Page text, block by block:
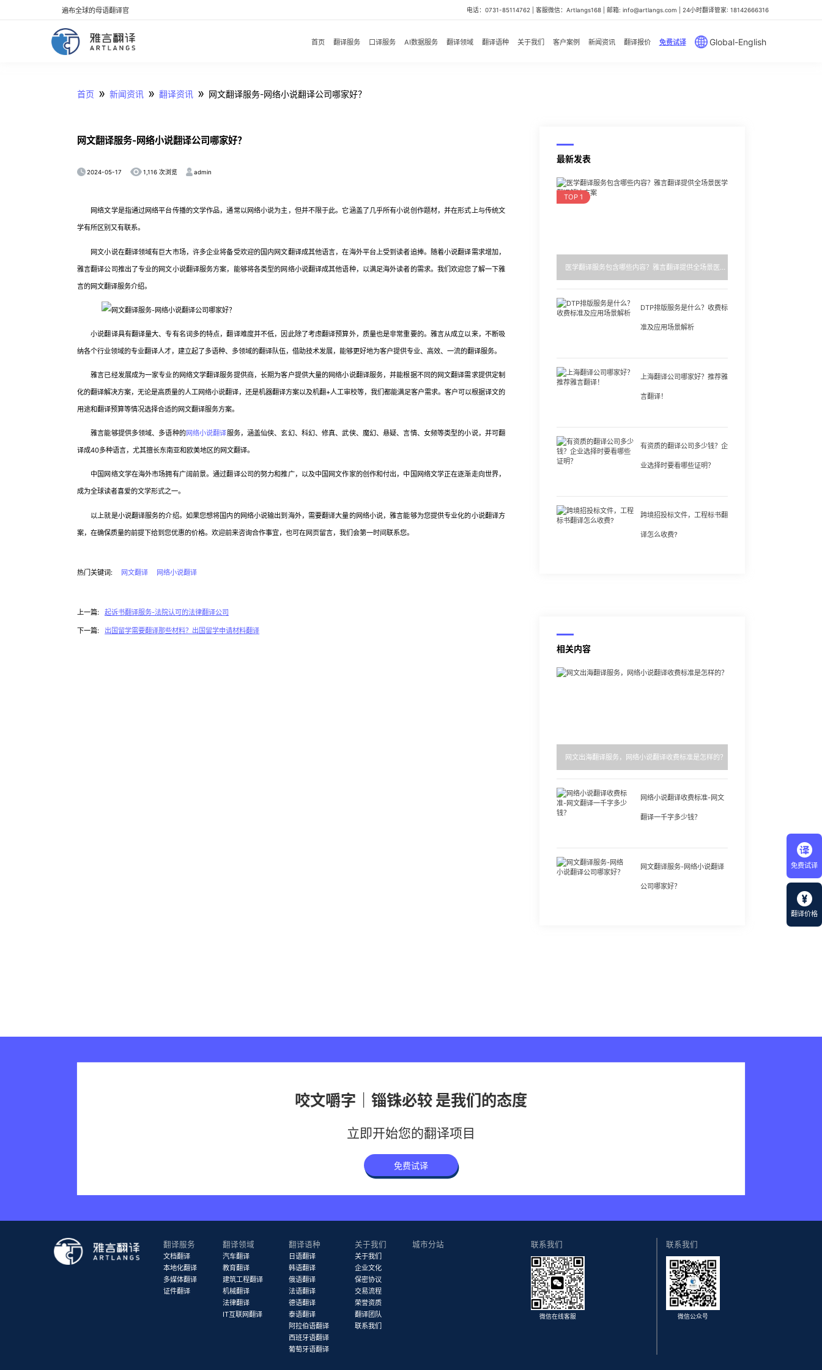
免费试译
翻译价格
遍布全球的母语翻译官 电话：0731-85114762 | 客服微信：Artlangs168 | 邮箱: info@artlangs.com | 24小时翻译管家: 18142666316
首页 翻译服务 口译服务 AI数据服务 翻译领域 翻译语种 关于我们 客户案例 新闻资讯 翻译报价 免费试译 Global-English
首页 » 新闻资讯 » 翻译资讯 » 网文翻译服务-网络小说翻译公司哪家好？
网文翻译服务-网络小说翻译公司哪家好？
2024-05-17 1,116 次浏览 admin
网络文学是指通过网络平台传播的文学作品，通常以网络小说为主，但并不限于此。它涵盖了几乎所有小说创作题材，并在形式上与传统文
学有所区别又有联系。
网文小说在翻译领域有巨大市场，许多企业将备受欢迎的国内网文翻译成其他语言，在海外平台上受到读者追捧。随着小说翻译需求增加，
雅言翻译公司推出了专业的网文小说翻译服务方案，能够将各类型的网络小说翻译成其他语种，以满足海外读者的需求。我们欢迎您了解一下雅
言的网文翻译服务介绍。
小说翻译具有翻译量大、专有名词多的特点，翻译难度并不低，因此除了考虑翻译预算外，质量也是非常重要的。雅言从成立以来，不断吸
纳各个行业领域的专业翻译人才，建立起了多语种、多领域的翻译队伍，借助技术发展，能够更好地为客户提供专业、高效、一流的翻译服务。
雅言已经发展成为一家专业的网络文学翻译服务提供商，长期为客户提供大量的网络小说翻译服务，并能根据不同的网文翻译需求提供定制
化的翻译解决方案，无论是高质量的人工网络小说翻译，还是机器翻译方案以及机翻+人工审校等，我们都能满足客户需求。客户可以根据译文的
用途和翻译预算等情况选择合适的网文翻译服务方案。
雅言能够提供多领域、多语种的网络小说翻译服务，涵盖仙侠、玄幻、科幻、修真、武侠、魔幻、悬疑、言情、女频等类型的小说，并可翻
译成40多种语言，尤其擅长东南亚和欧美地区的网文翻译。
中国网络文学在海外市场拥有广阔前景。通过翻译公司的努力和推广，以及中国网文作家的创作和付出，中国网络文学正在逐渐走向世界，
成为全球读者喜爱的文学形式之一。
以上就是小说翻译服务的介绍。如果您想将国内的网络小说输出到海外，需要翻译大量的网络小说，雅言能够为您提供专业化的小说翻译方
案，在确保质量的前提下给到您优惠的价格。欢迎前来咨询合作事宜，也可在网页留言，我们会第一时间联系您。
热门关键词: 网文翻译 网络小说翻译
上一篇: 起诉书翻译服务-法院认可的法律翻译公司
下一篇: 出国留学需要翻译那些材料？出国留学申请材料翻译
最新发表
TOP 1
医学翻译服务包含哪些内容？雅言翻译提供全场景医学翻译解决方案
DTP排版服务是什么？收费标
准及应用场景解析
上海翻译公司哪家好？推荐雅
言翻译！
有资质的翻译公司多少钱？企
业选择时要看哪些证明？
跨境招投标文件，工程标书翻
译怎么收费?
相关内容
网文出海翻译服务，网络小说翻译收费标准是怎样的？
网络小说翻译收费标准-网文
翻译一千字多少钱？
网文翻译服务-网络小说翻译
公司哪家好？
咬文嚼字｜锱铢必较 是我们的态度
立即开始您的翻译项目
免费试译
翻译服务
文档翻译
本地化翻译
多媒体翻译
证件翻译
翻译领域
汽车翻译
教育翻译
建筑工程翻译
机械翻译
法律翻译
IT互联网翻译
翻译语种
日语翻译
韩语翻译
俄语翻译
法语翻译
德语翻译
泰语翻译
阿拉伯语翻译
西班牙语翻译
葡萄牙语翻译
关于我们
关于我们
企业文化
保密协议
交易流程
荣誉资质
翻译团队
联系我们
城市分站 联系我们
微信在线客服
联系我们
微信公众号